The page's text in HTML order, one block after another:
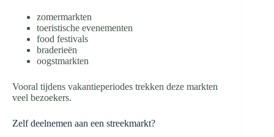
zomermarkten
toeristische evenementen
food festivals
braderieën
oogstmarkten
Vooral tijdens vakantieperiodes trekken deze markten
veel bezoekers.
Zelf deelnemen aan een streekmarkt?